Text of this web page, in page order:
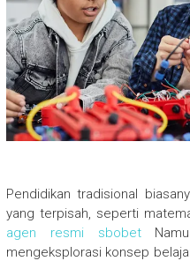
Pendidikan tradisional
yang terpisah, seperti
agen resmi sbobet
mengeksplorasi konsep